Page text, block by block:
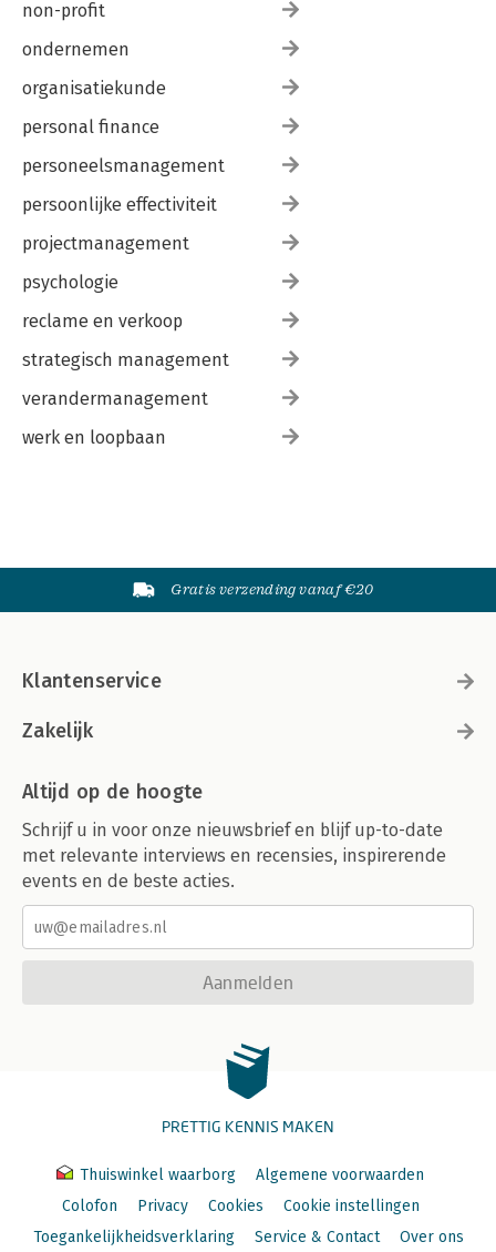
non-profit
ondernemen
organisatiekunde
personal finance
personeelsmanagement
persoonlijke effectiviteit
projectmanagement
psychologie
reclame en verkoop
strategisch management
verandermanagement
werk en loopbaan
Gratis verzending vanaf €20
Klantenservice
Zakelijk
Altijd op de hoogte
Schrijf u in voor onze nieuwsbrief en blijf up-to-date
met relevante interviews en recensies, inspirerende
events en de beste acties.
Aanmelden
PRETTIG KENNIS MAKEN
Thuiswinkel waarborg
Algemene voorwaarden
Colofon
Privacy Cookies
Cookie instellingen
Toegankelijkheidsverklaring
Service & Contact Over ons